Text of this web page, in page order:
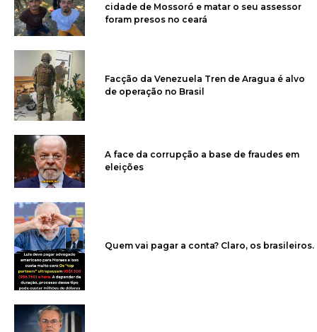
cidade de Mossoró e matar o seu assessor
foram presos no ceará
Facção da Venezuela Tren de Aragua é alvo
de operação no Brasil
A face da corrupção a base de fraudes em
eleições
Quem vai pagar a conta? Claro, os brasileiros.